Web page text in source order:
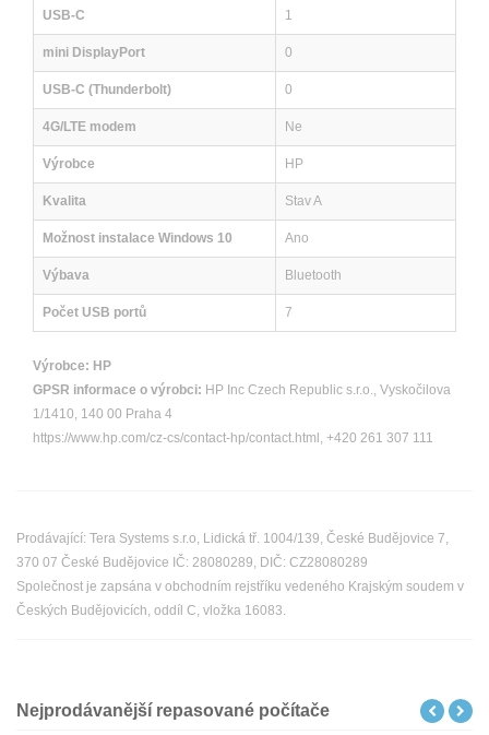
USB-C 1
mini DisplayPort 0
USB-C (Thunderbolt) 0
4G/LTE modem Ne
Výrobce HP
Kvalita Stav A
Možnost instalace Windows 10 Ano
Výbava Bluetooth
Počet USB portů 7
Výrobce: HP
GPSR informace o výrobci: HP Inc Czech Republic s.r.o., Vyskočilova
1/1410, 140 00 Praha 4
https://www.hp.com/cz-cs/contact-hp/contact.html, +420 261 307 111
Prodávající: Tera Systems s.r.o, Lidická tř. 1004/139, České Budějovice 7,
370 07 České Budějovice IČ: 28080289, DIČ: CZ28080289
Společnost je zapsána v obchodním rejstříku vedeného Krajským soudem v
Českých Budějovicích, oddíl C, vložka 16083.
Nejprodávanější repasované počítače